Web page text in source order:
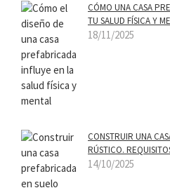
CÓMO UNA CASA
TU SALUD FÍSICA Y
18/11/2025
CONSTRUIR UNA
RÚSTICO.
14/10/2025